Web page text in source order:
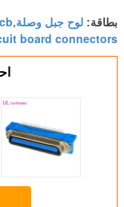
بطاقة: لوح جبل وصلة,pcb قاعدة وصلة
board connectors